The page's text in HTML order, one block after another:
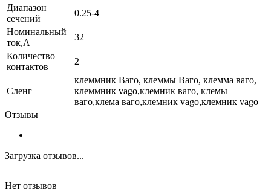
Диапазон
сечений
0.25-4
Номинальный
ток,А
32
Количество
контактов
2
Сленг
клеммник Ваго, клеммы Ваго, клемма ваго,
клеммник vago,клемник ваго, клемы
ваго,клема ваго,клемник vago,клемник vago
Отзывы
Загрузка отзывов...
Нет отзывов